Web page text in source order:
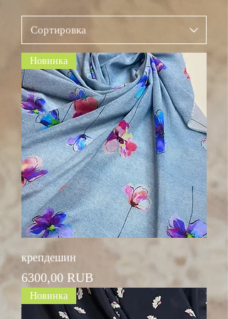
Новинка
крепдешин
Цена
6300,00 RUB
Новинка